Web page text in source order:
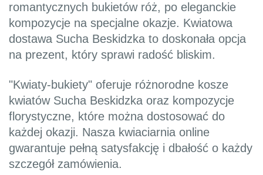
romantycznych bukietów róż, po eleganckie
kompozycje na specjalne okazje. Kwiatowa
dostawa Sucha Beskidzka to doskonała opcja
na prezent, który sprawi radość bliskim.
"Kwiaty-bukiety" oferuje różnorodne kosze
kwiatów Sucha Beskidzka oraz kompozycje
florystyczne, które można dostosować do
każdej okazji. Nasza kwiaciarnia online
gwarantuje pełną satysfakcję i dbałość o każdy
szczegół zamówienia.